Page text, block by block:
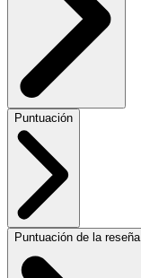
Puntuación
Puntuación de la reseña